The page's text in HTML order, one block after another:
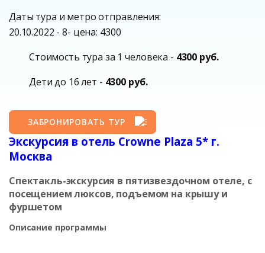
Даты тура и метро отправления:
20.10.2022 - 8- цена: 4300
Стоимость тура за 1 человека - 4300 руб.
Дети до 16 лет - 4300 руб.
ЗАБРОНИРОВАТЬ ТУР
Экскурсия в отель Crowne Plaza 5* г.
Москва
Спектакль-экскурсия в пятизвездочном отеле, с
посещением люксов, подъемом на крышу и
фуршетом
Описание программы